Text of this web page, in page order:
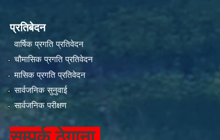
प्रतिबेदन
वार्षिक प्रगति प्रतिवेदन
चौमासिक प्रगति प्रतिवेदन
मासिक प्रगति प्रतिवेदन
सार्वजनिक सुनुवाई
सार्वजनिक परीक्षण